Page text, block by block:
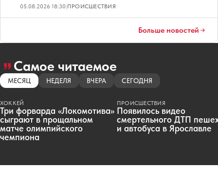
05.08.2026 18:30|ПРОИСШЕСТВИЯ
Больше новостей
Самое читаемое
МЕСЯЦ НЕДЕЛЯ ВЧЕРА СЕГОДНЯ
ХОККЕЙ
Три форварда «Локомотива»
сыграют в прощальном
матче олимпийского
чемпиона
ПРОИСШЕСТВИЯ
Появилось видео
смертельного ДТП
и автобуса в Ярославле